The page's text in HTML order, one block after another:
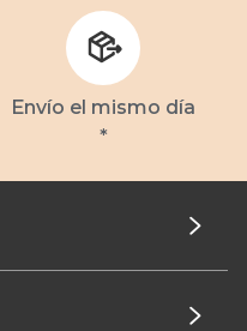
Envío el mismo día
*